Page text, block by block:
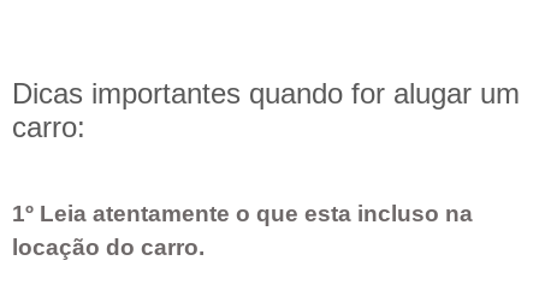
Dicas importantes quando for alugar um
carro:
1º Leia atentamente o que esta incluso na
locação do carro.